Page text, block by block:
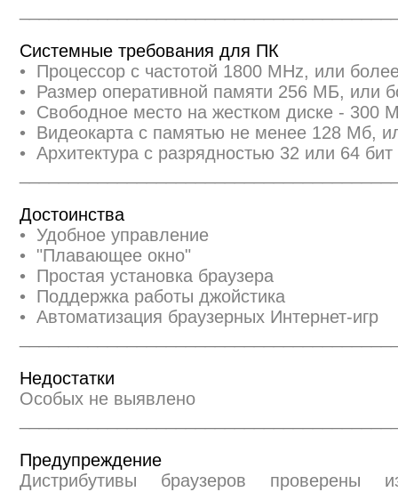
Системные требования для ПК
• Процессор с частотой 1800 MHz, или
• Размер оперативной памяти 256 МБ, или
• Свободное место на жестком диске - 300
• Видеокарта с памятью не менее 128 Мб,
• Архитектура с разрядностью 32 или 64
Достоинства
• Удобное управление
• "Плавающее окно"
• Простая установка браузера
• Поддержка работы джойстика
• Автоматизация браузерных Интернет-игр
Недостатки
Особых не выявлено
Предупреждение
Дистрибутивы браузеров проверены